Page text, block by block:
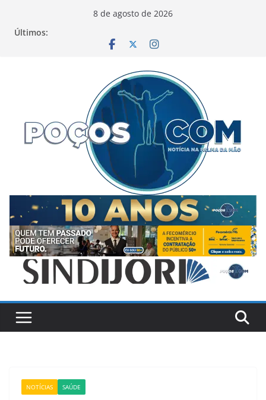
8 de agosto de 2026
Últimos:
NOTÍCIAS SAÚDE